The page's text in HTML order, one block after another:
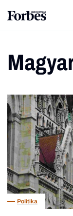
Vagy
Üzlet
Politika